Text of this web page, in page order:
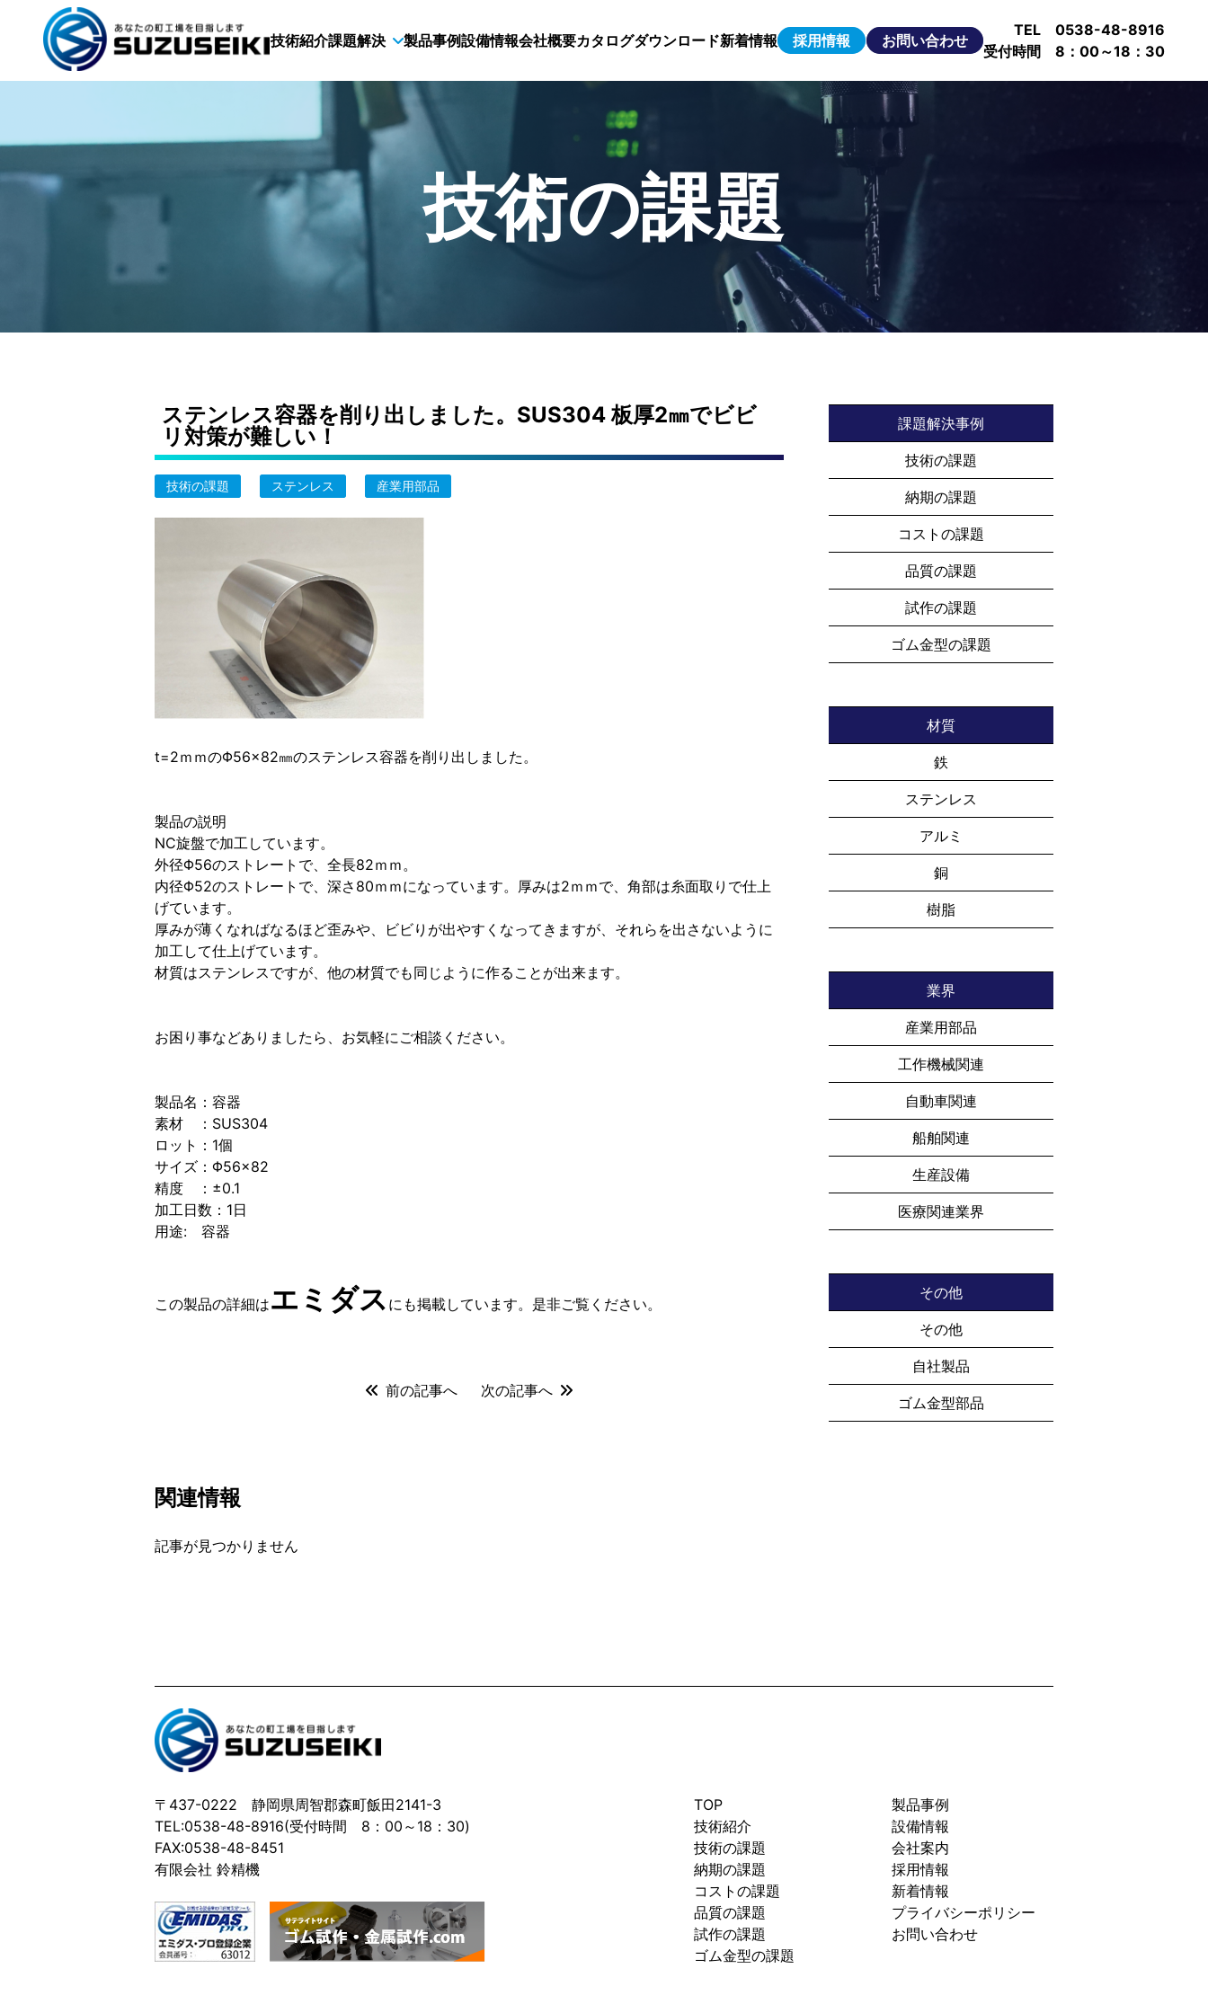
技術紹介課題解決 製品事例設備情報会社概要カタログダウンロード新着情報 採用情報 お問い合わせ
TEL 0538-48-8916
受付時間 8：00～18：30
技術の課題
ステンレス容器を削り出しました。SUS304 板厚2㎜でビビ
リ対策が難しい！
技術の課題 ステンレス 産業用部品
t=2ｍｍのΦ56×82㎜のステンレス容器を削り出しました。
製品の説明
NC旋盤で加工しています。
外径Φ56のストレートで、全長82ｍｍ。
内径Φ52のストレートで、深さ80ｍｍになっています。厚みは2ｍｍで、角部は糸面取りで仕上
げています。
厚みが薄くなればなるほど歪みや、ビビりが出やすくなってきますが、それらを出さないように
加工して仕上げています。
材質はステンレスですが、他の材質でも同じように作ることが出来ます。
お困り事などありましたら、お気軽にご相談ください。
製品名：容器
素材 ：SUS304
ロット：1個
サイズ：Φ56×82
精度 ：±0.1
加工日数：1日
用途: 容器
この製品の詳細はエミダス にも掲載しています。是非ご覧ください。
前の記事へ 次の記事へ
関連情報
記事が見つかりません
課題解決事例
技術の課題
納期の課題
コストの課題
品質の課題
試作の課題
ゴム金型の課題
材質
鉄
ステンレス
アルミ
銅
樹脂
業界
産業用部品
工作機械関連
自動車関連
船舶関連
生産設備
医療関連業界
その他
その他
自社製品
ゴム金型部品
〒437-0222 静岡県周智郡森町飯田2141-3
TEL:0538-48-8916(受付時間 8：00～18：30)
FAX:0538-48-8451
有限会社 鈴精機
TOP
技術紹介
技術の課題
納期の課題
コストの課題
品質の課題
試作の課題
ゴム金型の課題
製品事例
設備情報
会社案内
採用情報
新着情報
プライバシーポリシー
お問い合わせ